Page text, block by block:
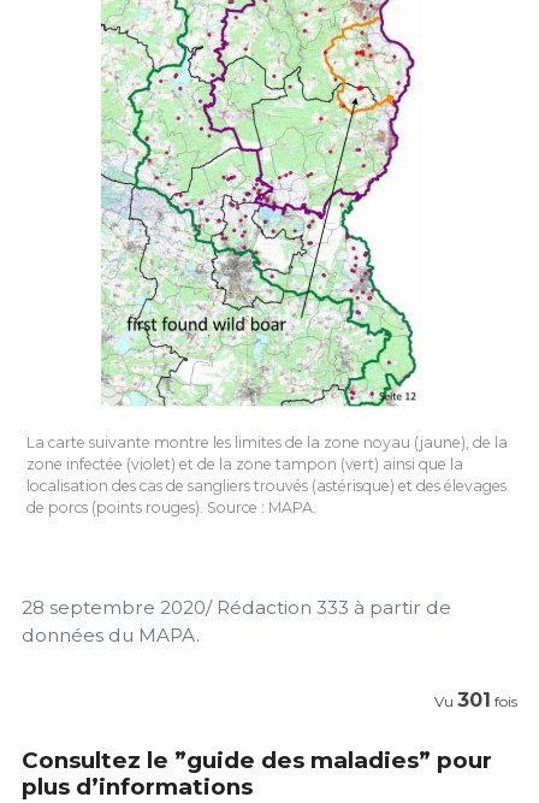
La carte suivante montre les limites de la zone noyau (jaune), de la
zone infectée (violet) et de la zone tampon (vert) ainsi que la
localisation des cas de sangliers trouvés (astérisque) et des élevages
de porcs (points rouges). Source : MAPA.
28 septembre 2020/ Rédaction 333 à partir de
données du MAPA.
Vu 301 fois
Consultez le ”guide des maladies” pour
plus d’informations